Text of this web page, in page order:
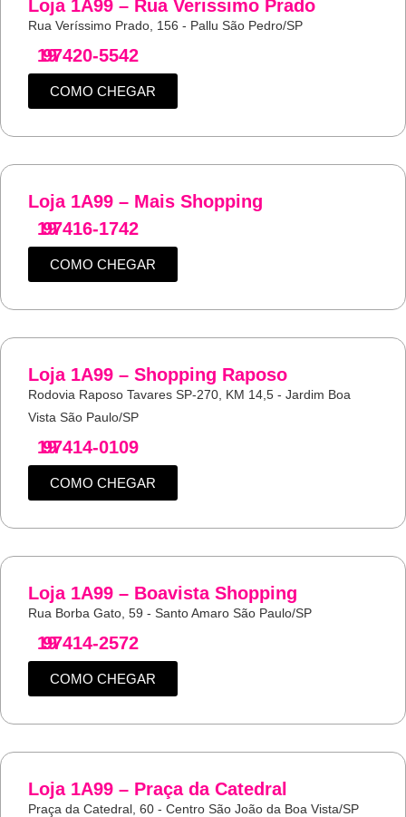
Loja 1A99 – Rua Verissimo Prado
Rua Veríssimo Prado, 156 - Pallu São Pedro/SP
19
97420-5542
COMO CHEGAR
Loja 1A99 – Mais Shopping
19
97416-1742
COMO CHEGAR
Loja 1A99 – Shopping Raposo
Rodovia Raposo Tavares SP-270, KM 14,5 - Jardim Boa
Vista São Paulo/SP
19
97414-0109
COMO CHEGAR
Loja 1A99 – Boavista Shopping
Rua Borba Gato, 59 - Santo Amaro São Paulo/SP
19
97414-2572
COMO CHEGAR
Loja 1A99 – Praça da Catedral
Praça da Catedral, 60 - Centro São João da Boa Vista/SP